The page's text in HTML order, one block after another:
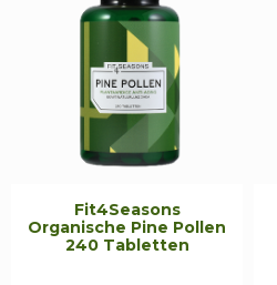
Fit4Seasons
Organische Pine Pollen
240 Tabletten